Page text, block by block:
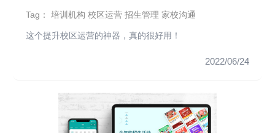
Tag：培训机构 校区运营 招生管理 家校沟通
这个提升校区运营的神器，真的很好用！
2022/06/24